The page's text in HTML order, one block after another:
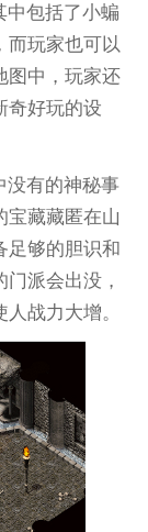
中包括了小蝙
而玩家也可以
图中，玩家还
奇好玩的设
没有的神秘事
宝藏藏匿在山
足够的胆识和
派会出没，
战力大增。